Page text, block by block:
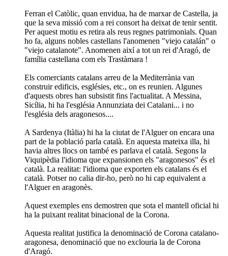
Ferran el Catòlic, quan envidua, ha de marxar de Castella, ja
que la seva missió com a rei consort ha deixat de tenir sentit.
Per aquest motiu es retira als reus regnes patrimonials. Quan
ho fa, alguns nobles castellans l'anomenen "viejo catalán" o
"viejo catalanote". Anomenen així a tot un rei d'Aragó, de
família castellana com els Trastàmara !
Els comerciants catalans arreu de la Mediterrània van
construir edificis, esglésies, etc., on es reunien. Algunes
d'aquests obres han subsistit fins l'actualitat. A Messina,
Sicília, hi ha l'església Annunziata dei Catalani... i no
l'església dels aragonesos....
A Sardenya (Itàlia) hi ha la ciutat de l'Alguer on encara una
part de la població parla català. En aquesta mateixa illa, hi
havia altres llocs on també es parlava el català. Segons la
Viquipèdia l'idioma que expansionen els "aragonesos" és el
català. La realitat: l'idioma que exporten els catalans és el
català. Potser no calia dir-ho, però no hi cap equivalent a
l'Alguer en aragonès.
Aquest exemples ens demostren que sota el mantell oficial hi
ha la puixant realitat binacional de la Corona.
Aquesta realitat justifica la denominació de Corona catalano-
aragonesa, denominació que no exclouria la de Corona
d'Aragó.